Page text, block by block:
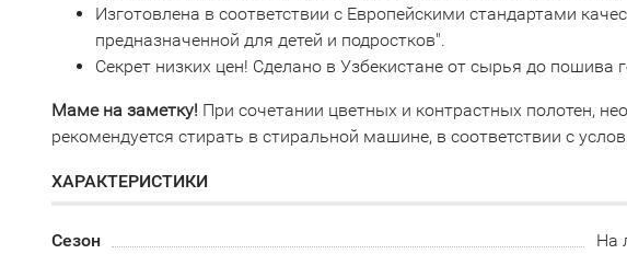
Изготовлена в соответствии с Европейскими стандартами
предназначенной для детей и подростков".
Секрет низких цен! Сделано в Узбекистане от сырья до пошива
Маме на заметку! При сочетании цветных и контрастных полотен,
рекомендуется стирать в стиральной машине, в соответствии с
ХАРАКТЕРИСТИКИ
Сезон
На